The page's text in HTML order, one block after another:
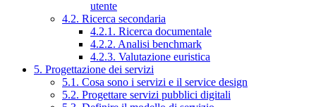
utente
4.2. Ricerca secondaria
4.2.1. Ricerca documentale
4.2.2. Analisi benchmark
4.2.3. Valutazione euristica
5. Progettazione dei servizi
5.1. Cosa sono i servizi e il service design
5.2. Progettare servizi pubblici digitali